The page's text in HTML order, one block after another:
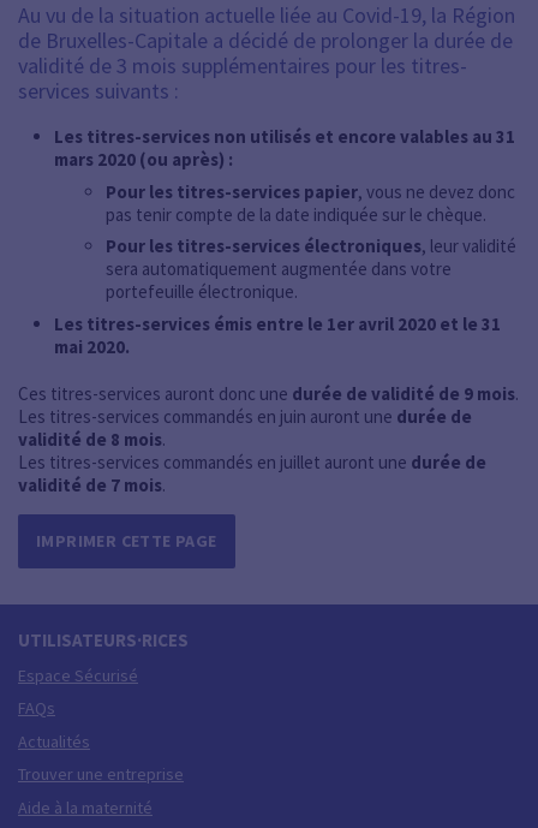
Au vu de la situation actuelle liée au Covid-19, la Région
de Bruxelles-Capitale a décidé de prolonger la durée de
validité de 3 mois supplémentaires pour les titres-
services suivants :
Les titres-services non utilisés et encore valables au 31
mars 2020 (ou après) :
Pour les titres-services papier, vous ne devez donc
pas tenir compte de la date indiquée sur le chèque.
Pour les titres-services électroniques, leur validité
sera automatiquement augmentée dans votre
portefeuille électronique.
Les titres-services émis entre le 1er avril 2020 et le 31
mai 2020.
Ces titres-services auront donc une durée de validité de 9 mois.
Les titres-services commandés en juin auront une durée de
validité de 8 mois.
Les titres-services commandés en juillet auront une durée de
validité de 7 mois.
IMPRIMER CETTE PAGE
UTILISATEURS·RICES
Espace Sécurisé
FAQs
Actualités
Trouver une entreprise
Aide à la maternité